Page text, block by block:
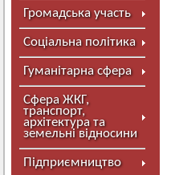
Громадська участь
Соціальна політика
Гуманітарна сфера
Сфера ЖКГ,
транспорт,
архітектура та
земельні відносини
Підприємництво